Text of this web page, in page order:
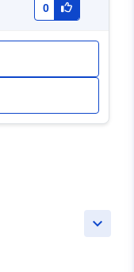
0
keyboard_arrow_down